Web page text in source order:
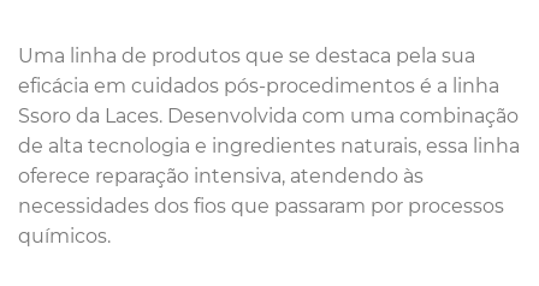
Uma linha de produtos que se destaca pela sua
eficácia em cuidados pós-procedimentos é a linha
Ssoro da Laces. Desenvolvida com uma combinação
de alta tecnologia e ingredientes naturais, essa linha
oferece reparação intensiva, atendendo às
necessidades dos fios que passaram por processos
químicos.